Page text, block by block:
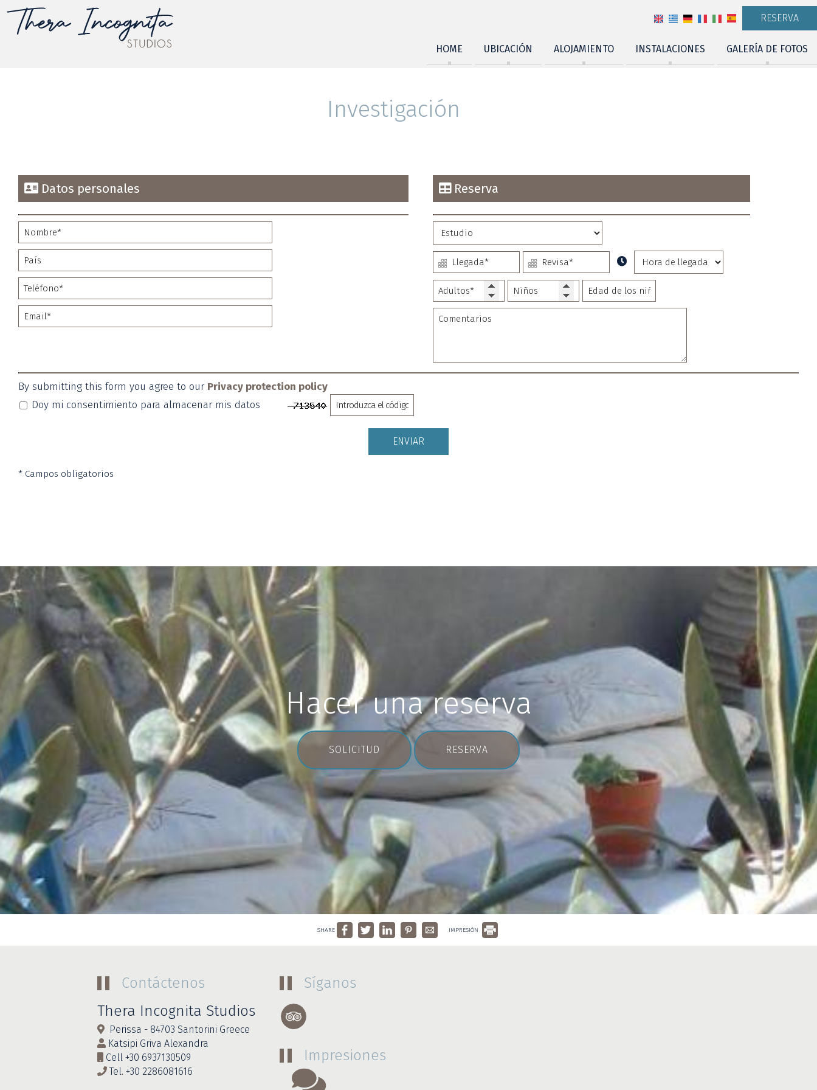
RESERVA
HOME UBICACIÓN ALOJAMIENTO INSTALACIONES GALERÍA DE FOTOS
Investigación
Datos personales Reserva
By submitting this form you agree to our Privacy protection policy
Doy mi consentimiento para almacenar mis datos
ENVIAR
* Campos obligatorios
Hacer una reserva
SOLICITUD RESERVA
SHARE IMPRESIÓN
Contáctenos
Thera Incognita Studios
Perissa - 84703 Santorini Greece
Katsipi Griva Alexandra
Cell +30 6937130509
Tel. +30 2286081616
Síganos
Impresiones